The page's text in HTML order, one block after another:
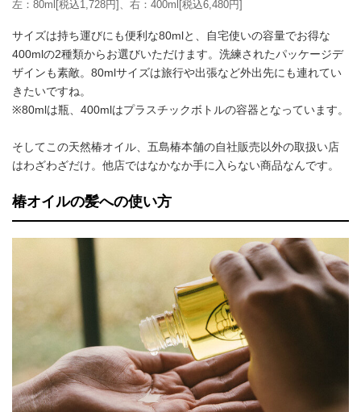
左：80ml[税込1,728円]、右：400ml[税込6,480円]
サイズは持ち運びにも便利な80mlと、自宅使いの容量でお得な
400mlの2種類からお選びいただけます。洗練されたパッケージデ
ザインも素敵。80mlサイズは旅行や出張など外出先にも連れてい
きたいですね。
※80mlは瓶、400mlはプラスチックボトルの容器となっています。
そしてこの天然椿オイル、五島椿本舗の自社販売以外の取扱い店
はわざわざだけ。他店ではなかなか手に入らない商品なんです。
椿オイルの髪への使い方